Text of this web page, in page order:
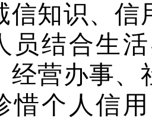
信知识、信
员结合生
经营办事、
惜个人信